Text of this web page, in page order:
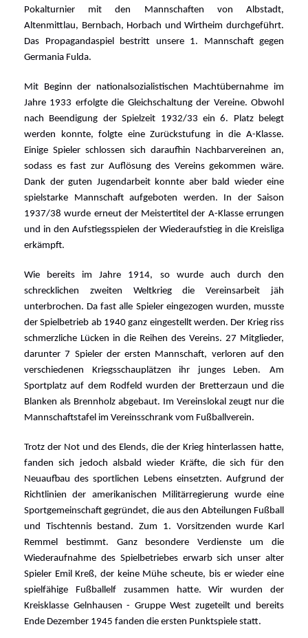
Pokalturnier mit den Mannschaften von Albstadt,
Altenmittlau, Bernbach, Horbach und Wirtheim durchgeführt.
Das Propagandaspiel bestritt unsere 1. Mannschaft gegen
Germania Fulda.
Mit Beginn der nationalsozialistischen Machtübernahme im
Jahre 1933 erfolgte die Gleichschaltung der Vereine. Obwohl
nach Beendigung der Spielzeit 1932/33 ein 6. Platz belegt
werden konnte, folgte eine Zurückstufung in die A-Klasse.
Einige Spieler schlossen sich daraufhin Nachbarvereinen an,
sodass es fast zur Auflösung des Vereins gekommen wäre.
Dank der guten Jugendarbeit konnte aber bald wieder eine
spielstarke Mannschaft aufgeboten werden. In der Saison
1937/38 wurde erneut der Meistertitel der A-Klasse errungen
und in den Aufstiegsspielen der Wiederaufstieg in die Kreisliga
erkämpft.
Wie bereits im Jahre 1914, so wurde auch durch den
schrecklichen zweiten Weltkrieg die Vereinsarbeit jäh
unterbrochen. Da fast alle Spieler eingezogen wurden, musste
der Spielbetrieb ab 1940 ganz eingestellt werden. Der Krieg riss
schmerzliche Lücken in die Reihen des Vereins. 27 Mitglieder,
darunter 7 Spieler der ersten Mannschaft, verloren auf den
verschiedenen Kriegsschauplätzen ihr junges Leben.
Am
Sportplatz auf dem Rodfeld wurden der Bretterzaun und die
Blanken als Brennholz abgebaut. Im Vereinslokal zeugt nur die
Mannschaftstafel im Vereinsschrank vom Fußballverein.
Trotz der Not und des Elends, die der Krieg hinterlassen hatte,
fanden sich jedoch alsbald wieder Kräfte, die sich für den
Neuaufbau des sportlichen Lebens einsetzten. Aufgrund der
Richtlinien der amerikanischen Militärregierung wurde eine
Sportgemeinschaft gegründet, die aus den Abteilungen Fußball
und Tischtennis bestand. Zum 1. Vorsitzenden wurde Karl
Remmel bestimmt. Ganz besondere Verdienste um die
Wiederaufnahme des Spielbetriebes erwarb sich unser alter
Spieler Emil Kreß, der keine Mühe scheute, bis er wieder eine
spielfähige Fußballelf zusammen hatte. Wir wurden der
Kreisklasse Gelnhausen - Gruppe West zugeteilt und bereits
Ende Dezember 1945 fanden die ersten Punktspiele statt.